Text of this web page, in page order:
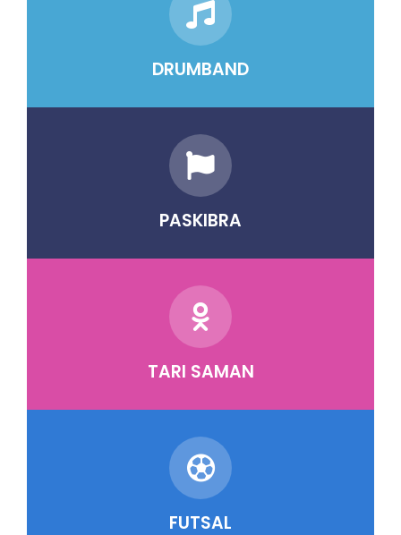
DRUMBAND
PASKIBRA
TARI SAMAN
FUTSAL